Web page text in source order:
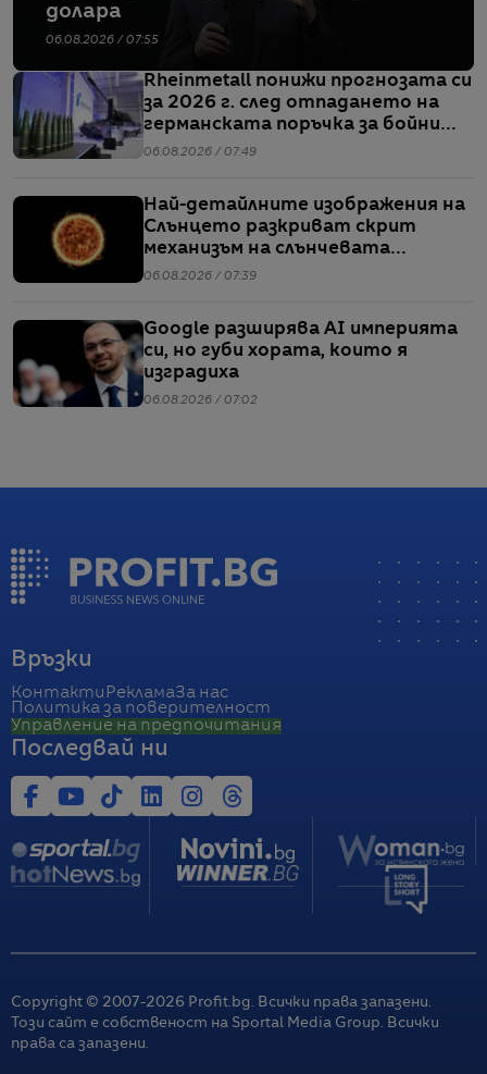
долара
06.08.2026 / 07:55
Rheinmetall понижи прогнозата си
за 2026 г. след отпадането на
германската поръчка за бойни
кораби от клас F126
06.08.2026 / 07:49
Най-детайлните изображения на
Слънцето разкриват скрит
механизъм на слънчевата
активност
06.08.2026 / 07:39
Google разширява AI империята
си, но губи хората, които я
изградиха
06.08.2026 / 07:02
Връзки
Контакти РекламаЗа нас
Политика за поверителност
Управление на предпочитания
Последвай ни
Copyright © 2007-2026 Profit.bg. Всички права запазени.
Този сайт е собственост на Sportal Media Group. Всички
права са запазени.